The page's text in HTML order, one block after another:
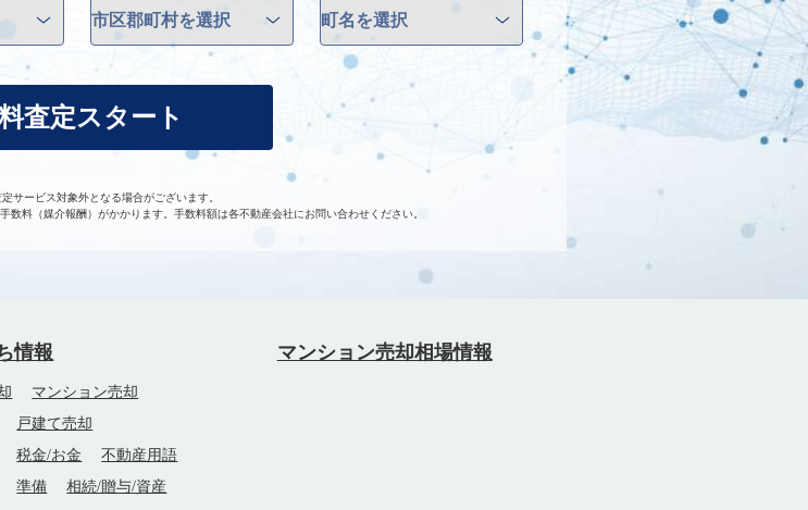
査定スタート
サービス対象外となる場合がございます。
料（媒介報酬）がかかります。手数料額は各不動産会社にお問い合わせください。
情報
マンション売却
戸建て売却
税金/お金
不動産用語
準備
相続/贈与/資産
マンション売却相場情報